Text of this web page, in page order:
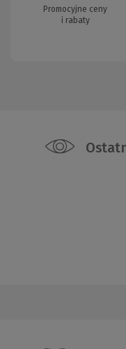
Promocyjne ceny
i rabaty